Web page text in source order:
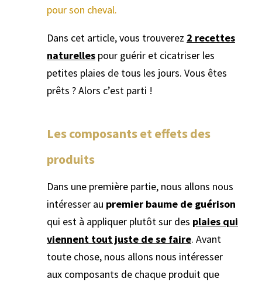
pour son cheval.
Dans cet article, vous trouverez 2 recettes
naturelles pour guérir et cicatriser les
petites plaies de tous les jours. Vous êtes
prêts ? Alors c’est parti !
Les composants et effets des
produits
Dans une première partie, nous allons nous
intéresser au premier baume de guérison
qui est à appliquer plutôt sur des plaies qui
viennent tout juste de se faire. Avant
toute chose, nous allons nous intéresser
aux composants de chaque produit que